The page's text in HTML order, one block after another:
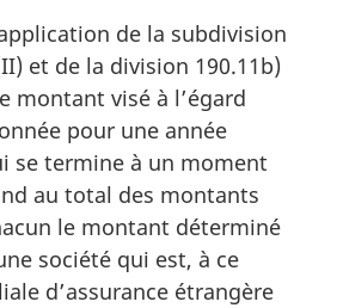
de la subdivision
et de la division 190.11b)
montant visé à l’égard
pour une année
se termine à un moment
au total des montants
le montant déterminé
société qui est, à ce
d’assurance étrangère